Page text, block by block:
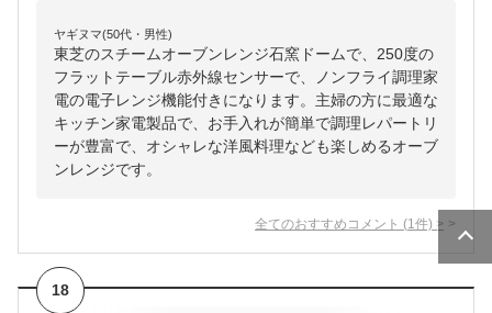
ヤギヌマ(50代・男性)
東芝のスチームオーブンレンジ石窯ドームで、250度の
フラットテーブル赤外線センサーで、ノンフライ調理家
電の電子レンジ機能付きになります。主婦の方に最適な
キッチン家電製品で、お手入れが簡単で調理レパートリ
ーが豊富で、オシャレな洋風料理なども楽しめるオーブ
ンレンジです。
全てのおすすめコメント (1 件) >
18